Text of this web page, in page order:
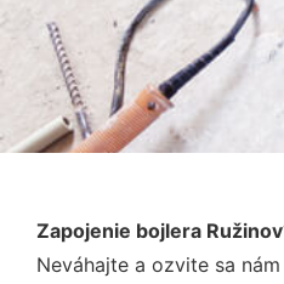
Zapojenie bojlera Ružinov
Neváhajte a ozvite sa